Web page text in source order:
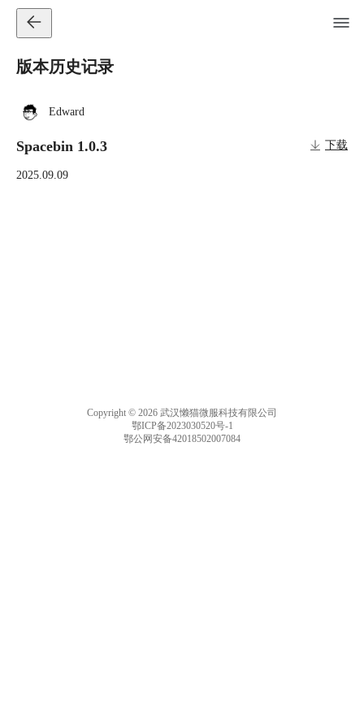
版本历史记录
Edward
Spacebin 1.0.3 下载
2025.09.09
Copyright © 2026 武汉懒猫微服科技有限公司
鄂ICP备2023030520号-1
鄂公网安备42018502007084